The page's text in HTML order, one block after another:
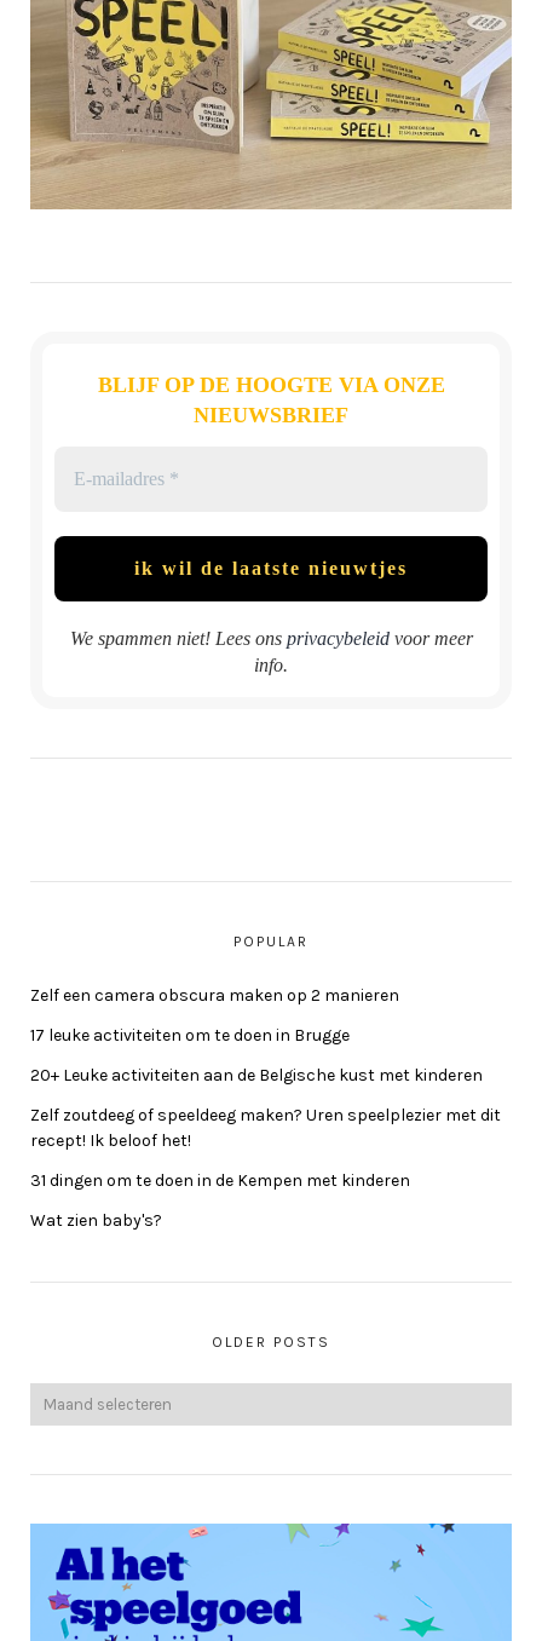
BLIJF OP DE HOOGTE VIA ONZE
NIEUWSBRIEF
We spammen niet! Lees ons privacybeleidvoor meer
info.
POPULAR
Zelf een camera obscura maken op 2 manieren
17 leuke activiteiten om te doen in Brugge
20+ Leuke activiteiten aan de Belgische kust met kinderen
Zelf zoutdeeg of speeldeeg maken? Uren speelplezier met dit
recept! Ik beloof het!
31 dingen om te doen in de Kempen met kinderen
Wat zien baby's?
OLDER POSTS